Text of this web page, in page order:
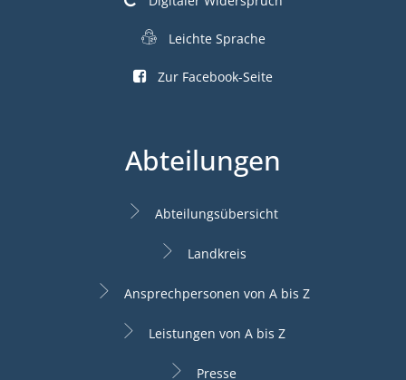
Leichte Sprache
Zur Facebook-Seite
Abteilungen
Abteilungsübersicht
Landkreis
Ansprechpersonen von A bis Z
Leistungen von A bis Z
Presse